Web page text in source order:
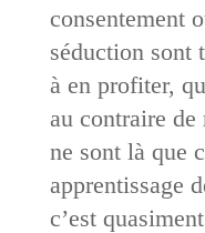
consentement
séduction sont
à en profiter,
au contraire de
ne sont là que
apprentissage
c’est